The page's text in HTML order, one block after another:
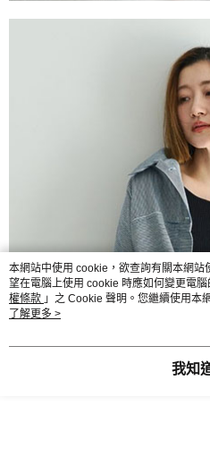
本網站中使用 cookie，欲查詢有關本網
望在電腦上使用 cookie 時應如何變更電
權條款 」之 Cookie 聲明。您繼續使用本
用條款之 Cookie 聲明使用 cookie。
了解更多 >
我知